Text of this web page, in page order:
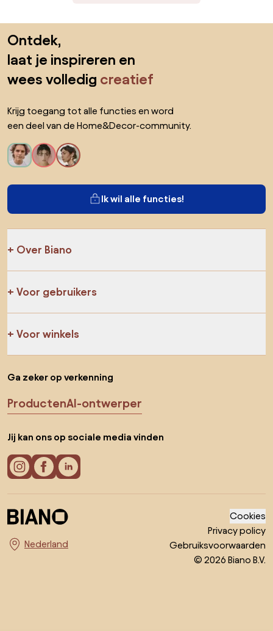
Ontdek,
laat je inspireren en
wees volledig creatief
Krijg toegang tot alle functies en word
een deel van de Home&Decor-community.
Ik wil alle functies!
Over Biano
Voor gebruikers
Voor winkels
Ga zeker op verkenning
ProductenAI-ontwerper
Jij kan ons op sociale media vinden
Kies land
Cookies
Privacy policy
Gebruiksvoorwaarden
© 2026 Biano B.V.